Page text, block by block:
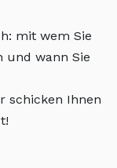
mit wem Sie
und wann Sie
schicken Ihnen